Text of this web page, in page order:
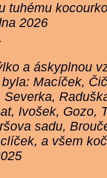
tuhému
2026
a áskyplnou
Macíček,
Severka,
Ivošek, Gozo,
sadu,
a všem